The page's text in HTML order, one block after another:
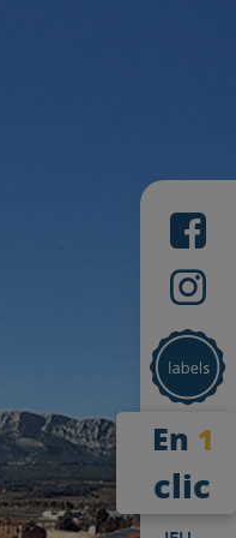
En 1
clic